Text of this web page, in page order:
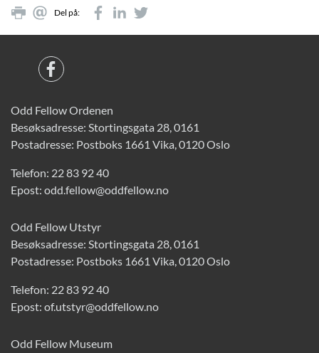
Del på:
Odd Fellow Ordenen
Besøksadresse: Stortingsgata 28, 0161
Postadresse: Postboks 1661 Vika, 0120 Oslo
Telefon: 22 83 92 40
Epost: odd.fellow@oddfellow.no
Odd Fellow Utstyr
Besøksadresse: Stortingsgata 28, 0161
Postadresse: Postboks 1661 Vika, 0120 Oslo
Telefon: 22 83 92 40
Epost: of.utstyr@oddfellow.no
Odd Fellow Museum